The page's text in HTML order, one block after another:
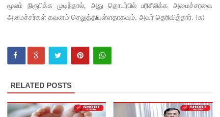
இலங்கை
எரிசக்தித்
ஒத்துழைப்
பு குறித்து
மூலம் நிரூபிக்க முடிந்தால், அது தொடர்பில் பரிசீலிக்க அமைச்சரவை
அமைச்சர்கள் கவனம் செலுத்தியுள்ளதாகவும், அவர் தெரிவித்தார். (சு)
RELATED POSTS